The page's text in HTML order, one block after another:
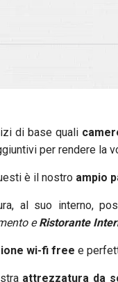
di base quali
per rendere la
è il nostro ampio
al suo interno,
eRistorante
wi-fi free e
attrezzatura da